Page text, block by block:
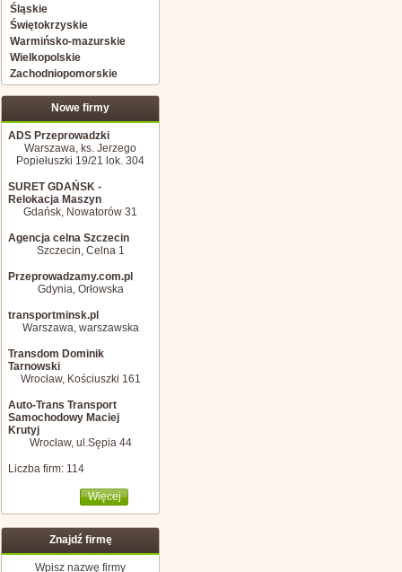
Śląskie
Świętokrzyskie
Warmińsko-mazurskie
Wielkopolskie
Zachodniopomorskie
Nowe firmy
ADS Przeprowadzki
Warszawa, ks. Jerzego
Popiełuszki 19/21 lok. 304
SURET GDAŃSK -
Relokacja Maszyn
Gdańsk, Nowatorów 31
Agencja celna Szczecin
Szczecin, Celna 1
Przeprowadzamy.com.pl
Gdynia, Orłowska
transportminsk.pl
Warszawa, warszawska
Transdom Dominik
Tarnowski
Wrocław, Kościuszki 161
Auto-Trans Transport
Samochodowy Maciej
Krutyj
Wrocław, ul.Sępia 44
Liczba firm: 114
Więcej
Znajdź firmę
Wpisz nazwę firmy